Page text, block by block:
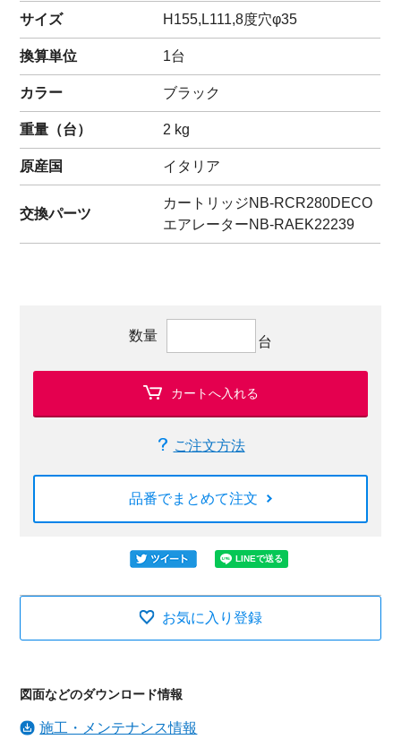
サイズ H155,L111,8度穴φ35
換算単位 1台
カラー ブラック
重量（台） 2 kg
原産国 イタリア
交換パーツ
カートリッジNB-RCR280DECO
エアレーターNB-RAEK22239
数量 台
カートへ入れる
ご注文方法
品番でまとめて注文
お気に入り登録
図面などのダウンロード情報
施工・メンテナンス情報